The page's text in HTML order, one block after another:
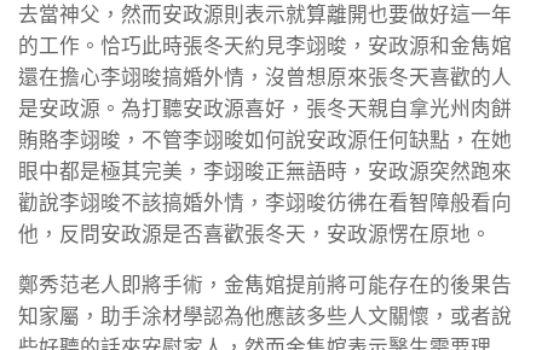
去當神父，然而安政源則表示就算離開也要做好這一年
的工作。恰巧此時張冬天約見李翊晙，安政源和金雋婠
還在擔心李翊晙搞婚外情，沒曾想原來張冬天喜歡的人
是安政源。為打聽安政源喜好，張冬天親自拿光州肉餅
賄賂李翊晙，不管李翊晙如何說安政源任何缺點，在她
眼中都是極其完美，李翊晙正無語時，安政源突然跑來
勸說李翊晙不該搞婚外情，李翊晙彷彿在看智障般看向
他，反問安政源是否喜歡張冬天，安政源愣在原地。
鄭秀范老人即將手術，金雋婠提前將可能存在的後果告
知家屬，助手涂材學認為他應該多些人文關懷，或者說